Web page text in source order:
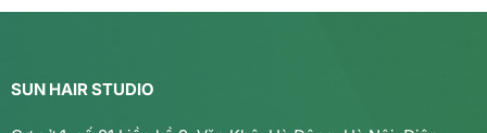
SUN HAIR STUDIO